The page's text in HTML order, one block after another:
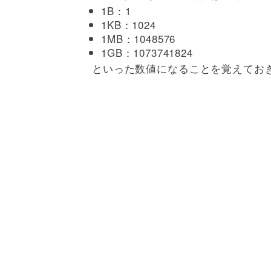
1B：1
1KB：1024
1MB：1048576
1GB：1073741824
といった数値になることを覚えてお